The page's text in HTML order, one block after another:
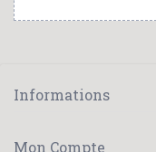
Informations
Mon Compte